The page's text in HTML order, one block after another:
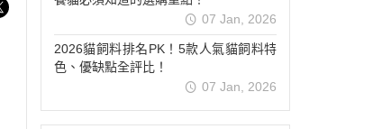
07 Jan, 2026
2026貓飼料排名PK！5款人氣貓飼料特
色、優缺點全評比！
07 Jan, 2026